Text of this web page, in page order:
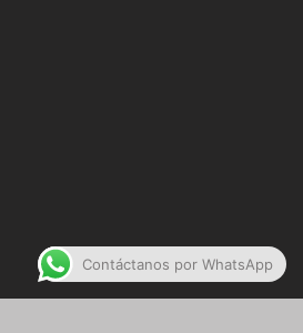
Contáctanos por WhatsApp